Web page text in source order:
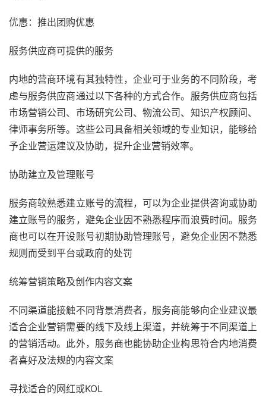
优惠：推出团购优惠
服务供应商可提供的服务
内地的营商环境有其独特性，企业可于业务的不同阶段，考
虑与服务供应商通过以下各种的方式合作。服务供应商包括
市场营销公司、市场研究公司、物流公司、知识产权顾问、
律师事务所等。这些公司具备相关领域的专业知识，能够给
予企业营运建议及协助，提升企业营销效率。
协助建立及管理账号
服务商较熟悉建立账号的流程，可以为企业提供咨询或协助
建立账号的服务，避免企业因不熟悉程序而浪费时间。服务
商也可以在开设账号初期协助管理账号，避免企业因不熟悉
规则而受到平台或政府的处罚
统筹营销策略及创作内容文案
不同渠道能接触不同背景消费者，服务商能够向企业建议最
适合企业营销需要的线下及线上渠道，并统筹于不同渠道上
的营销活动。此外，服务商也能协助企业构思符合内地消费
者喜好及法规的内容文案
寻找适合的网红或KOL